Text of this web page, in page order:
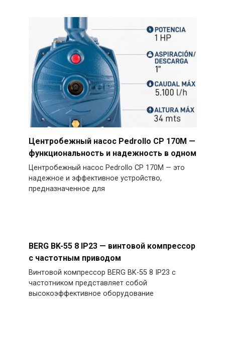
Центробежный насос Pedrollo CP 170M —
функциональность и надежность в одном
Центробежный насос Pedrollo CP 170M — это
надежное и эффективное устройство,
предназначенное для
BERG BK-55 8 IP23 — винтовой компрессор
с частотным приводом
Винтовой компрессор BERG BK-55 8 IP23 с
частотником представляет собой
высокоэффективное оборудование